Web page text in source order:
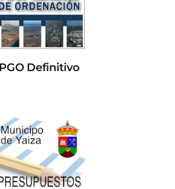
PGO Definitivo